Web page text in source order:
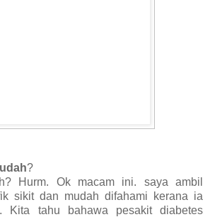
?
Hurm. Ok macam ini. saya ambil
sikit dan mudah difahami kerana ia
Kita tahu bahawa pesakit diabetes